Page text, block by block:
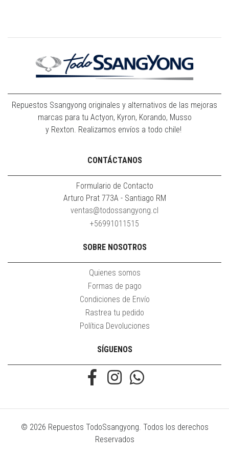
Repuestos Ssangyong originales y alternativos de las mejoras
marcas para tu Actyon, Kyron, Korando, Musso
y Rexton. Realizamos envíos a todo chile!
CONTÁCTANOS
Formulario de Contacto
Arturo Prat 773A - Santiago RM
ventas@todossangyong.cl
+56991011515
SOBRE NOSOTROS
Quienes somos
Formas de pago
Condiciones de Envío
Rastrea tu pedido
Política Devoluciones
SÍGUENOS
© 2026 Repuestos TodoSsangyong. Todos los derechos
Reservados